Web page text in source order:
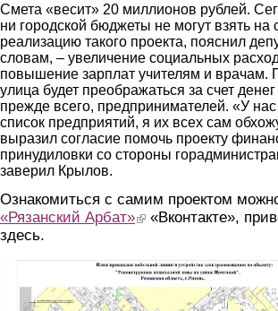
Смета «весит» 20 миллионов рублей.
ни городской бюджеты не могут взять на
реализацию такого проекта, пояснил
словам, – увеличение социальных
повышение зарплат учителям и врачам.
улица будет преображаться за счет
прежде всего, предпринимателей. «У
список предприятий, я их всех сам
выразил согласие помочь проекту
принудиловки со стороны
заверил Крылов.
Ознакомиться с самим проектом
«Рязанский Арбат»(link is external)
«Вконтакте»,
здесь.